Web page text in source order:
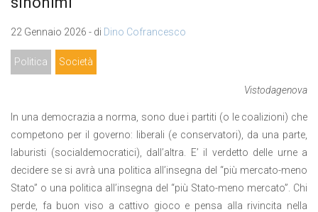
22 Gennaio 2026 - di Dino Cofrancesco
Politica Società
Vistodagenova
In una democrazia a norma, sono due i partiti (o le coalizioni) che
competono per il governo: liberali (e conservatori), da una parte,
laburisti (socialdemocratici), dall’altra. E’ il verdetto delle urne a
decidere se si avrà una politica all’insegna del “più mercato-meno
Stato” o una politica all’insegna del “più Stato-meno mercato”. Chi
perde, fa buon viso a cattivo gioco e pensa alla rivincita nella